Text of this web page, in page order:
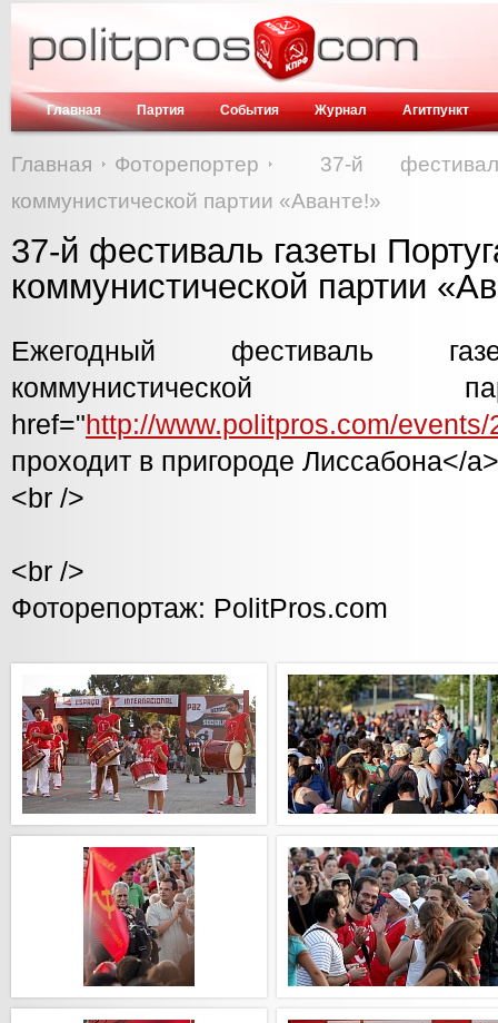
Главная Партия События Журнал Агитпункт
Главная Фоторепортер
37-й
коммунистической партии «Аванте!»
37-й фестиваль газеты
коммунистической партии
Ежегодный фестиваль
href="http://www.politpros.com/events/
проходит в пригороде Лиссабона</
<br />
<br />
Фоторепортаж: PolitPros.com